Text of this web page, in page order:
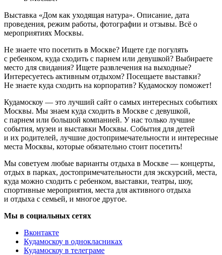
Выставка «Дом как уходящая натура». Описание, дата
проведения, режим работы, фотографии и отзывы. Всё о
мероприятиях Москвы.
Не знаете что посетить в Москве? Ищете где погулять
с ребенком, куда сходить с парнем или девушкой? Выбираете
место для свидания? Ищете развлечения на выходные?
Интересуетесь активным отдыхом? Посещаете выставки?
Не знаете куда сходить на корпоратив? Кудамоскоу поможет!
Кудамоскоу — это лучший сайт о самых интересных событиях
Москвы. Мы знаем куда сходить в Москве с девушкой,
с парнем или большой компанией. У нас только лучшие
события, музеи и выставки Москвы. События для детей
и их родителей, лучшие достопримечательности и интересные
места Москвы, которые обязательно стоит посетить!
Мы советуем любые варианты отдыха в Москве — концерты,
отдых в парках, достопримечательности для экскурсий, места,
куда можно сходить с ребенком, выставки, театры, шоу,
спортивные мероприятия, места для активного отдыха
и отдыха с семьей, и многое другое.
Мы в социальных сетях
Вконтакте
Кудамоскоу в однокласниках
Кудамоскоу в телеграме